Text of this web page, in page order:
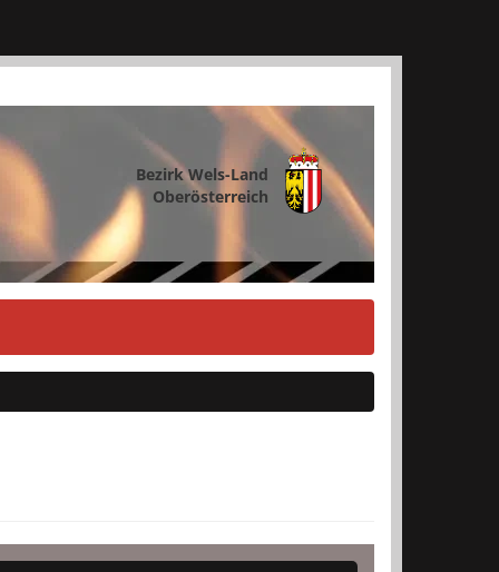
Bezirk Wels-Land
Oberösterreich